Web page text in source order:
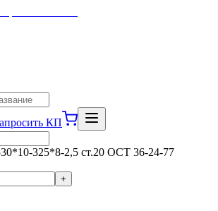
КП
325*8-2,5 ст.20 ОСТ 36-24-77
+